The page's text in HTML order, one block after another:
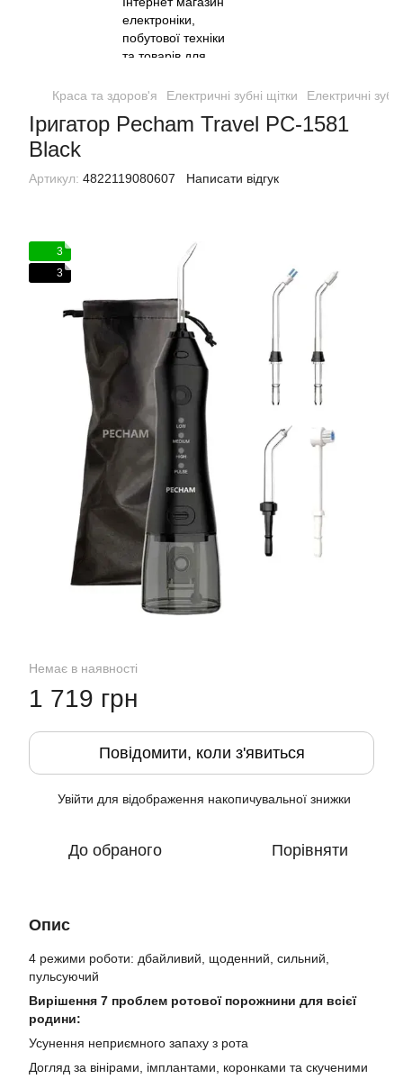
Краса та здоров'я Електричні зубні щітки Електричні
Іригатор Pecham Travel PC-1581
Black
Артикул: 4822119080607 Написати відгук
3
3
Немає в наявності
1 719 грн
Повідомити, коли з'явиться
Увійти для відображення накопичувальної знижки
До обраного Порівняти
Опис
4 режими роботи: дбайливий, щоденний, сильний,
пульсуючий
Вирішення 7 проблем ротової порожнини для всієї
родини:
Усунення неприємного запаху з рота
Догляд за вінірами, імплантами, коронками та скученими